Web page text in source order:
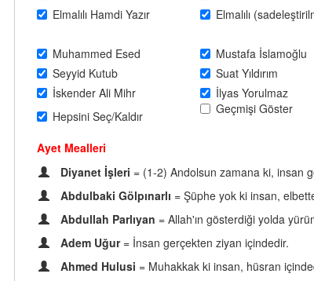
Elmalılı Hamdi Yazır
Elmalılı
Muhammed Esed
Mustafa İslamoğlu
Seyyid Kutub
Suat Yıldırım
İskender Ali Mihr
İlyas Yorulmaz
Hepsini Seç/Kaldır
Geçmişi Göster
Ayet Mealleri
Diyanet İşleri = (1-2) Andolsun zamana ki, insan
Abdulbaki Gölpınarlı = Şüphe yok ki insan,
Abdullah Parlıyan = Allah'ın gösterdiği yolda
Adem Uğur = İnsan gerçekten ziyan içindedir.
Ahmed Hulusi = Muhakkak ki insan, hüsran